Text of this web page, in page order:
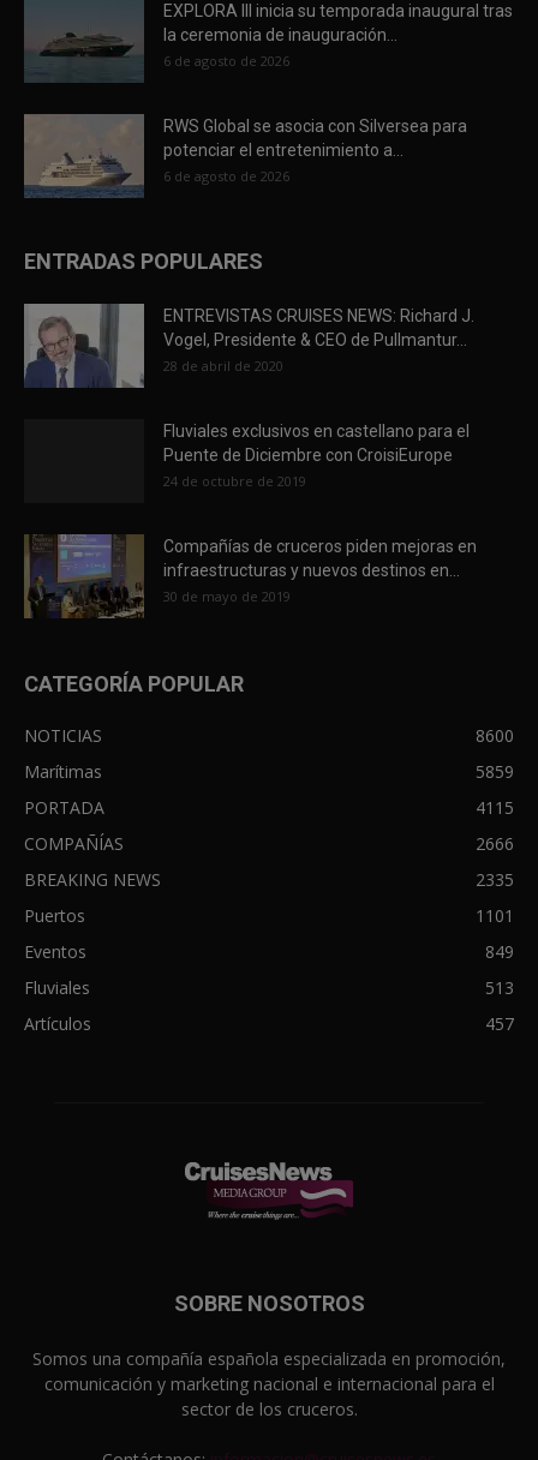
EXPLORA III inicia su temporada inaugural tras
la ceremonia de inauguración...
6 de agosto de 2026
RWS Global se asocia con Silversea para
potenciar el entretenimiento a...
6 de agosto de 2026
ENTRADAS POPULARES
ENTREVISTAS CRUISES NEWS: Richard J.
Vogel, Presidente & CEO de Pullmantur...
28 de abril de 2020
Fluviales exclusivos en castellano para el
Puente de Diciembre con CroisiEurope
24 de octubre de 2019
Compañías de cruceros piden mejoras en
infraestructuras y nuevos destinos en...
30 de mayo de 2019
CATEGORÍA POPULAR
NOTICIAS
8600
Marítimas
5859
PORTADA
4115
COMPAÑÍAS
2666
BREAKING NEWS
2335
Puertos
1101
Eventos
849
Fluviales
513
Artículos
457
SOBRE NOSOTROS
Somos una compañía española especializada en promoción,
comunicación y marketing nacional e internacional para el
sector de los cruceros.